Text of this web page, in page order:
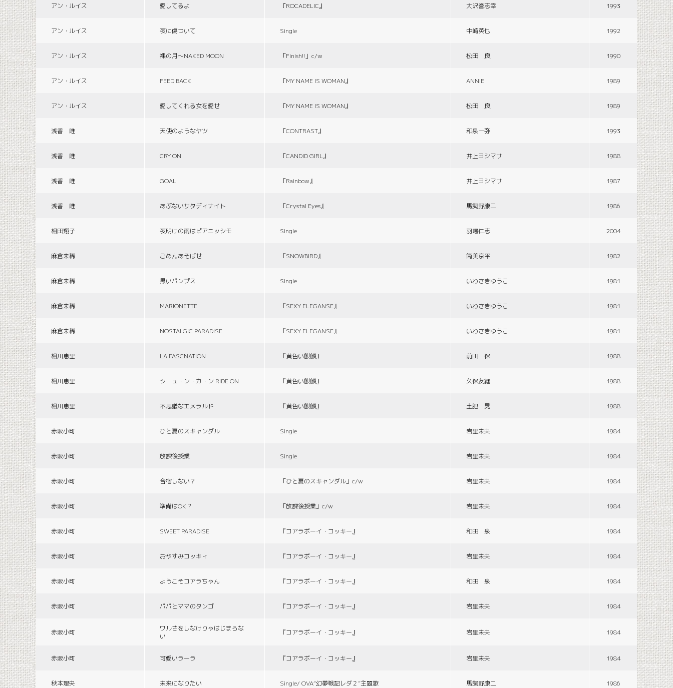
アン・ルイス 愛してるよ 『ROCADELIC』 大沢誉志幸 1993
アン・ルイス 夜に傷ついて Single 中崎英也 1992
アン・ルイス 裸の月〜NAKED MOON 「Finish!!」c/w 松田 良 1990
アン・ルイス FEED BACK 『MY NAME IS WOMAN』 ANNIE 1989
アン・ルイス 愛してくれる女を愛せ 『MY NAME IS WOMAN』 松田 良 1989
浅香 唯 天使のようなヤツ 『CONTRAST』 和泉一弥 1993
浅香 唯 CRY ON 『CANDID GIRL』 井上ヨシマサ 1988
浅香 唯 GOAL 『Rainbow』 井上ヨシマサ 1987
浅香 唯 あぶないサタディナイト 『Crystal Eyes』 馬飼野康二 1986
相田翔子 夜明けの雨はピアニッシモ Single 羽場仁志 2004
麻倉未稀 ごめんあそばせ 『SNOWBIRD』 筒美京平 1982
麻倉未稀 黒いパンプス Single いわさきゆうこ 1981
麻倉未稀 MARIONETTE 『SEXY ELEGANSE』 いわさきゆうこ 1981
麻倉未稀 NOSTALGIC PARADISE 『SEXY ELEGANSE』 いわさきゆうこ 1981
相川恵里 LA FASCNATION 『黄色い麒麟』 前田 保 1988
相川恵里 シ・ュ・ン・カ・ン RIDE ON 『黄色い麒麟』 久保友継 1988
相川恵里 不思議なエメラルド 『黄色い麒麟』 土肥 晃 1988
赤坂小町 ひと夏のスキャンダル Single 岩里未央 1984
赤坂小町 放課後授業 Single 岩里未央 1984
赤坂小町 合宿しない？ 「ひと夏のスキャンダル」c/w 岩里未央 1984
赤坂小町 準備はOK？ 「放課後授業」c/w 岩里未央 1984
赤坂小町 SWEET PARADISE 『コアラボーイ・コッキー』 和田 泉 1984
赤坂小町 おやすみコッキィ 『コアラボーイ・コッキー』 岩里未央 1984
赤坂小町 ようこそコアラちゃん 『コアラボーイ・コッキー』 和田 泉 1984
赤坂小町 パパとママのタンゴ 『コアラボーイ・コッキー』 岩里未央 1984
赤坂小町
ワルさをしなけりゃはじまらな
い
『コアラボーイ・コッキー』 岩里未央 1984
赤坂小町 可愛いラーラ 『コアラボーイ・コッキー』 岩里未央 1984
秋本理央 未来になりたい Single/ OVA“幻夢戦記レダ２”主題歌 馬飼野康二 1986